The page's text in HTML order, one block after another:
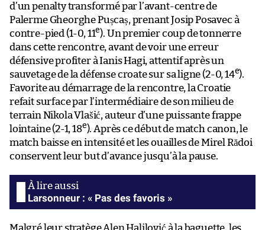
d’un penalty transformé par l’avant-centre de
Palerme Gheorghe Pușcaș, prenant Josip Posavec à
contre-pied (1-0, 11e). Un premier coup de tonnerre
dans cette rencontre, avant de voir une erreur
défensive profiter à Ianis Hagi, attentif après un
sauvetage de la défense croate sur sa ligne (2-0, 14e).
Favorite au démarrage de la rencontre, la Croatie
refait surface par l’intermédiaire de son milieu de
terrain Nikola Vlašić, auteur d’une puissante frappe
lointaine (2-1, 18e). Après ce début de match canon, le
match baisse en intensité et les ouailles de Mirel Rădoi
conservent leur but d’avance jusqu’à la pause.
Larsonneur : « Pas des favoris »
Malgré leur stratège Alen Halilović à la baguette, les